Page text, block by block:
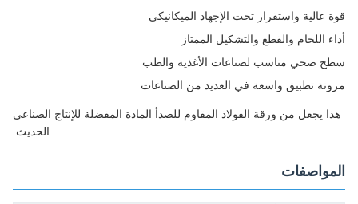
عالية واستقرار تحت الإجهاد الميكانيكي
اللحام والقطع والتشكيل الممتاز
صحي مناسب لصناعات الأغذية والطب
تطبيق واسعة في العديد من الصناعات
يجعل من ورقة الفولاذ المقاوم للصدأ المادة المفضلة للإنتاج الصناعي
الحديث.